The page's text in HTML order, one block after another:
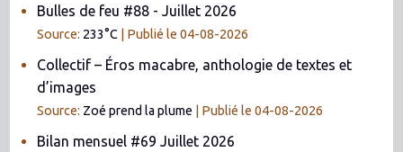
Bulles de feu #88 - Juillet 2026
Source: 233°C Publié le 04-08-2026
Collectif – Éros macabre, anthologie de textes et
d’images
Source: Zoé prend la plume Publié le 04-08-2026
Bilan mensuel #69 Juillet 2026